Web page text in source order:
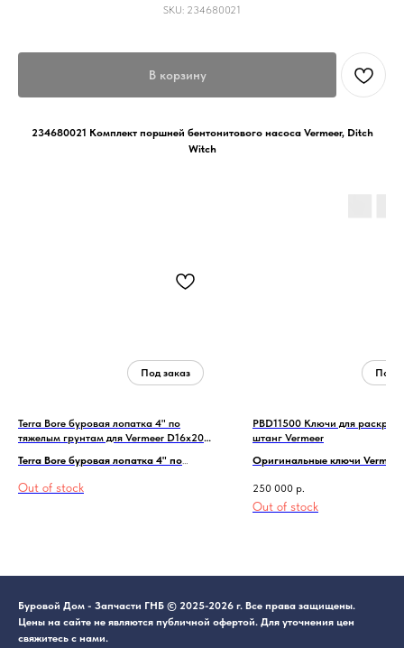
SKU: 234680021
В корзину
234680021 Комплект поршней бентонитового насоса Vermeer, Ditch
Witch
Terra Bore буровая лопатка 4" по
тяжелым грунтам для Vermeer D16x20a-
Terra Bore буровая лопатка 4" по
D24x40S2
Out of stock
PBD11500 Ключи для
штанг Vermeer
Оригинальные ключи Vermeer
PBD11500
250 000 р.
Out of stock
Буровой Дом - Запчасти ГНБ © 2025-2026 г. Все права защищены.
Цены на сайте не являются публичной офертой. Для уточнения цен
свяжитесь с нами.